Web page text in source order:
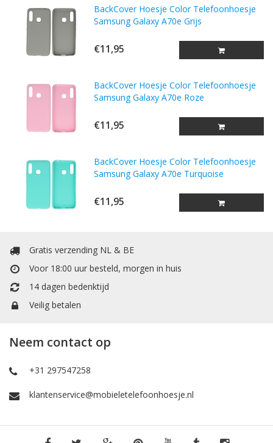
BackCover Hoesje Color Telefoonhoesje
Samsung Galaxy A70e Grijs
€11,95
BackCover Hoesje Color Telefoonhoesje
Samsung Galaxy A70e Roze
€11,95
BackCover Hoesje Color Telefoonhoesje
Samsung Galaxy A70e Turquoise
€11,95
Gratis verzending NL & BE
Voor 18:00 uur besteld, morgen in huis
14 dagen bedenktijd
Veilig betalen
Neem contact op
+31 297547258
klantenservice@mobieletelefoonhoesje.nl